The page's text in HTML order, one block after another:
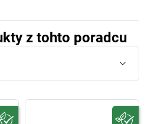
z tohto poradcu